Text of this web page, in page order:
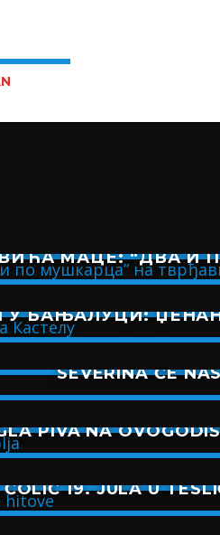
МАЦЕ: “ДВА И
У БАЊАЛУЦИ:
SEVERINA ĆE
PIVA NA
19. JULA U